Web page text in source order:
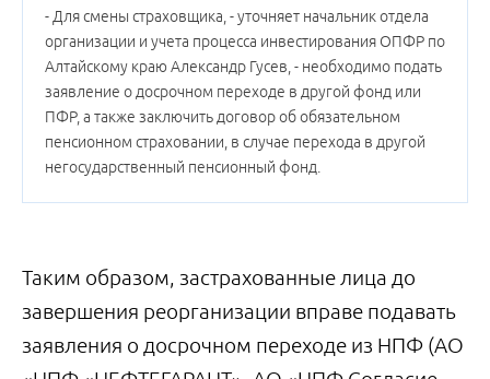
- Для смены страховщика, - уточняет начальник отдела
организации и учета процесса инвестирования ОПФР по
Алтайскому краю Александр Гусев, - необходимо подать
заявление о досрочном переходе в другой фонд или
ПФР, а также заключить договор об обязательном
пенсионном страховании, в случае перехода в другой
негосударственный пенсионный фонд.
Таким образом, застрахованные лица до
завершения реорганизации вправе подавать
заявления о досрочном переходе из НПФ (АО